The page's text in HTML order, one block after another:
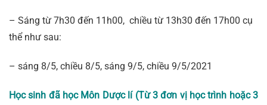
– Sáng từ 7h30 đến 11h00, chiều từ 13h30 đến 17h00 cụ
thể như sau:
– sáng 8/5, chiều 8/5, sáng 9/5, chiều 9/5/2021
Học sinh đã học Môn Dược lí (Từ 3 đơn vị học trình hoặc 3